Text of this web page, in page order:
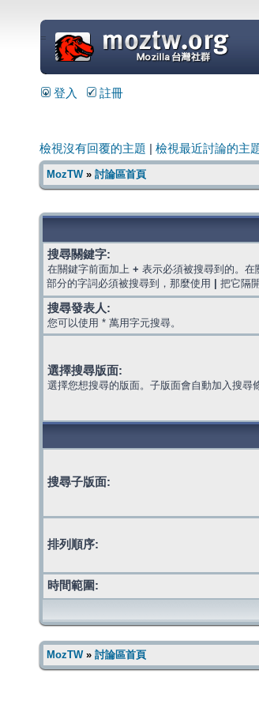
=
登入 註冊
檢視沒有回覆的主題 檢視最近討論的主
MozTW» 討論區首頁
搜尋關鍵字:
在關鍵字前面加上 + 表示必須被搜尋到的。在
部分的字詞必須被搜尋到，那麼使用
把它隔
搜尋發表人:
您可以使用 * 萬用字元搜尋。
選擇搜尋版面:
選擇您想搜尋的版面。子版面會自動加入搜尋
搜尋子版面:
排列順序:
時間範圍:
MozTW» 討論區首頁